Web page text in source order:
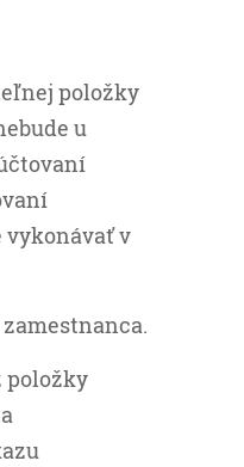
položky
u
vykonávať v
položky